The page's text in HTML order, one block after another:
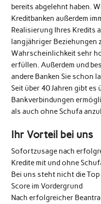
bereits abgelehnt haben.
Kreditbanken außerdem
Realisierung Ihres Kredits
langjähriger Beziehungen
Wahrscheinlichkeit sehr
erfüllen. Außerdem und
andere Banken Sie schon
Seit über 40 Jahren gibt
Bankverbindungen
als auch ohne Schufa
Ihr Vorteil bei uns
Sofortzusage nach
Kredite mit und ohne
Bei uns steht nicht die
Score im Vordergrund
Nach erfolgreicher